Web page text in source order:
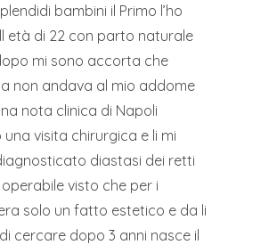
bambini il Primo l’ho
età di 22 con parto naturale
mi sono accorta che
non andava al mio addome
nota clinica di Napoli
visita chirurgica e li mi
diastasi dei retti
visto che per i
solo un fatto estetico e da li
cercare dopo 3 anni nasce il